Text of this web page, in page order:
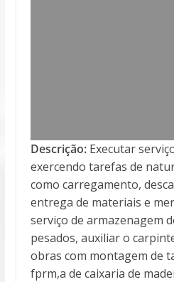
Descrição:Executar
exercendo tarefas de
como carregamento,
entrega de materiais e
serviço de armazenagem
pesados, auxiliar o
obras com montagem de
fprm,a de caixaria de